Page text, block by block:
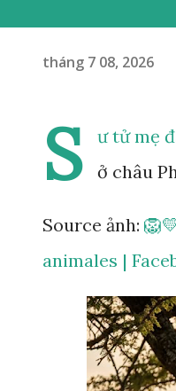
tháng 7 08, 2026
S
ư tử mẹ
ở châu
Source ảnh:
animales |